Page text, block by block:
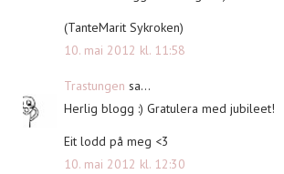
(TanteMarit Sykroken)
10. mai 2012 kl. 11:58
Trastungen sa...
Herlig blogg :) Gratulera med jubileet!
Eit lodd på meg <3
10. mai 2012 kl. 12:30